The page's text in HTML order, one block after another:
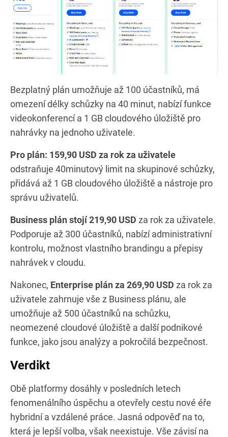
Bezplatný plán umožňuje až 100 účastníků, má
omezení délky schůzky na 40 minut, nabízí funkce
videokonferencí a 1 GB cloudového úložiště pro
nahrávky na jednoho uživatele.
Pro plán: 159,90 USD za rok za uživatele
odstraňuje 40minutový limit na skupinové schůzky,
přidává až 1 GB cloudového úložiště a nástroje pro
správu uživatelů.
Business plán stojí 219,90 USD za rok za uživatele.
Podporuje až 300 účastníků, nabízí administrativní
kontrolu, možnost vlastního brandingu a přepisy
nahrávek v cloudu.
Nakonec, Enterprise plán za 269,90 USD za rok za
uživatele zahrnuje vše z Business plánu, ale
umožňuje až 500 účastníků na schůzku,
neomezené cloudové úložiště a další podnikové
funkce, jako jsou analýzy a pokročilá bezpečnost.
Verdikt
Obě platformy dosáhly v posledních letech
fenomenálního úspěchu a otevřely cestu nové éře
hybridní a vzdálené práce. Jasná odpověď na to,
která je lepší volba, však neexistuje. Vše závisí na